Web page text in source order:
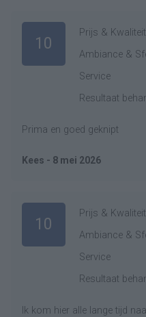
10
Prijs & Kwaliteit
Ambiance &
Service
Resultaat
Prima en goed geknipt
Kees - 8 mei 2026
10
Prijs & Kwaliteit
Ambiance &
Service
Resultaat
Ik kom hier alle lange tijd